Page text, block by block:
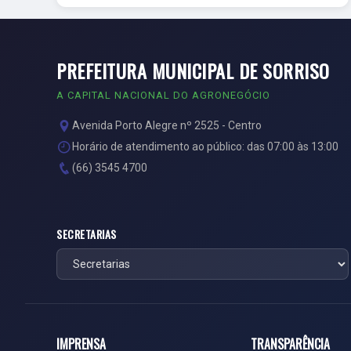
PREFEITURA MUNICIPAL DE SORRISO
A CAPITAL NACIONAL DO AGRONEGÓCIO
Avenida Porto Alegre nº 2525 - Centro
Horário de atendimento ao público: das 07:00 às 13:00
(66) 3545 4700
SECRETARIAS
IMPRENSA TRANSPARÊNCIA